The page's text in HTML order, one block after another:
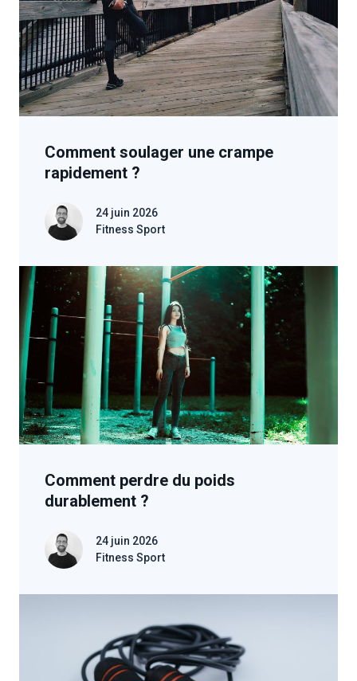
Comment soulager une crampe
rapidement ?
24 juin 2026
Fitness Sport
Comment perdre du poids
durablement ?
24 juin 2026
Fitness Sport